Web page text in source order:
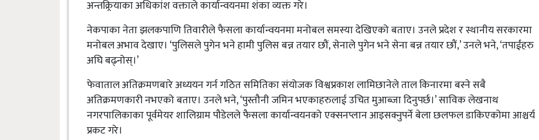
अन्तक्र्रियाका अधिकांश वक्ताले कार्यान्वयनमा शंका व्यक्त गरे।
नेकपाका नेता झलकपाणि तिवारीले फैसला कार्यान्वयनमा मनोबल समस्या देखिएको बताए। उनले प्रदेश र स्थानीय सरकारमा
मनोबल अभाव देखाए। ‘पुलिसले पुगेन भने हामी पुलिस बन्न तयार छौं, सेनाले पुगेन भने सेना बन्न तयार छौं,’ उनले भने, ‘तपाईंहरु
अघि बढ्नोस्।’
फेवाताल अतिक्रमणबारे अध्ययन गर्न गठित समितिका संयोजक विश्वप्रकाश लामिछानेले ताल किनारमा बस्ने सबै
अतिक्रमणकारी नभएको बताए। उनले भने, ‘पुस्तौनी जमिन भएकाहरुलाई उचित मुआब्जा दिनुपर्छ।’ साविक लेखनाथ
नगरपालिकाका पूर्वमेयर शालिग्राम पौडेलले फैसला कार्यान्वयनको एक्सनप्लान आइसक्नुपर्ने बेला छलफल डाकिएकोमा आश्चर्य
प्रकट गरे।